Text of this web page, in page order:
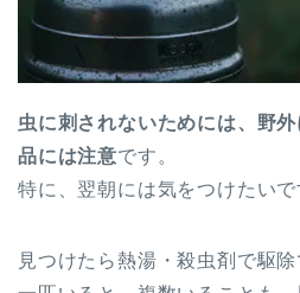
虫に刺されないためには、野
品には注意です。
特に、翌朝には気をつけたいで
見つけたら熱湯・殺虫剤で駆除